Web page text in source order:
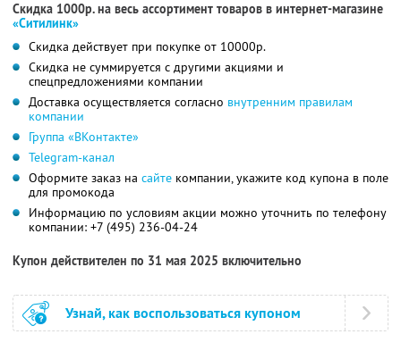
Скидка 1000р. на весь ассортимент товаров в интернет-магазине
«Ситилинк»
Скидка действует при покупке от 10000р.
Скидка не суммируется с другими акциями и
спецпредложениями компании
Доставка осуществляется согласно внутренним правилам
компании
Группа «ВКонтакте»
Telegram-канал
Оформите заказ на сайте компании, укажите код купона в поле
для промокода
Информацию по условиям акции можно уточнить по телефону
компании: +7 (495) 236-04-24
Купон действителен по 31 мая 2025 включительно
Узнай, как воспользоваться купоном